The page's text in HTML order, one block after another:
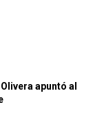
apuntó al